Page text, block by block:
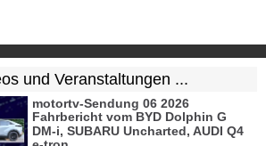
und Veranstaltungen ...
motortv-Sendung 06 2026
Fahrbericht vom BYD Dolphin G
DM-i, SUBARU Uncharted, AUDI Q4